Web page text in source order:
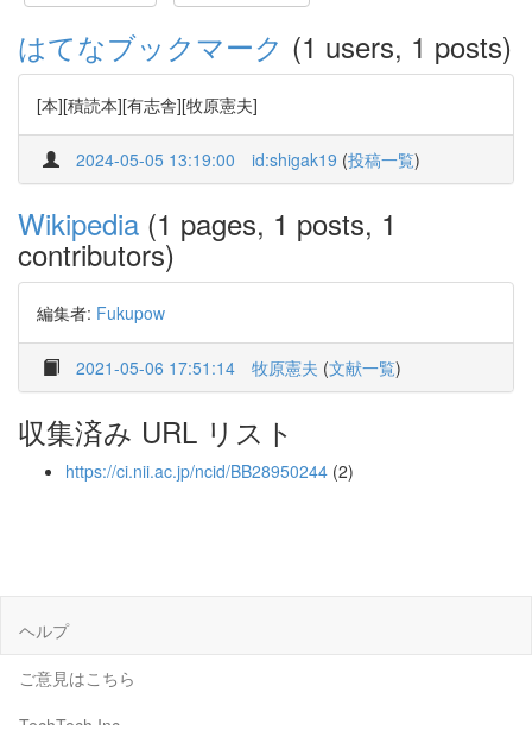
はてなブックマーク (1 users, 1 posts)
[本][積読本][有志舎][牧原憲夫]
2024-05-05 13:19:00 id:shigak19 (投稿一覧)
Wikipedia (1 pages, 1 posts, 1
contributors)
編集者: Fukupow
2021-05-06 17:51:14 牧原憲夫 (文献一覧)
収集済み URL リスト
https://ci.nii.ac.jp/ncid/BB28950244 (2)
ヘルプ
ご意見はこちら
TechTech Inc.